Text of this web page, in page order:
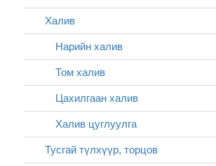
Халив
Нарийн халив
Том халив
Цахилгаан халив
Халив цуглуулга
Тусгай түлхүүр, торцов